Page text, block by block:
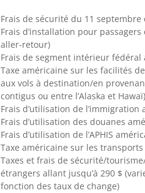
Frais de sécurité du 11
Frais d’installation pour
aller-retour)
Frais de segment intérieur
Taxe américaine sur les facilités
aux vols à destination/en
contigus ou entre l’Alaska et Hawaï)
Frais d’utilisation de l’immigration
Frais d’utilisation des douanes
Frais d’utilisation de l’APHIS
Taxe américaine sur les
Taxes et frais de sécurité/
étrangers allant jusqu’à 290 $
fonction des taux de change)